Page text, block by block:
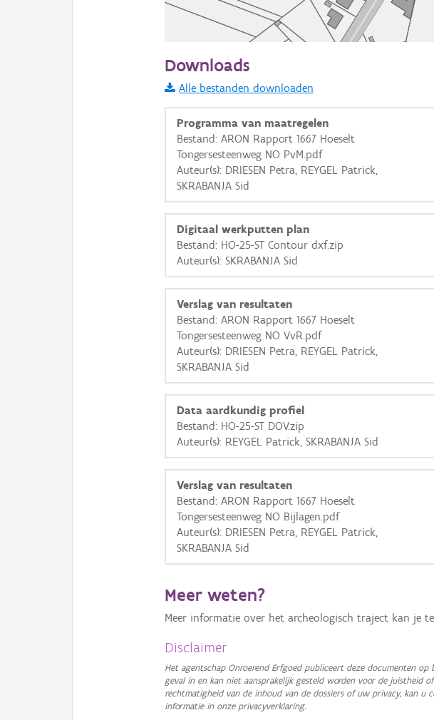
Informatie Vlaanderen
i
+ −
Basis Lagen
Ortho
GRB-Basiskaart
GRB-Basiskaart in grijswaarden
Downloads
Alle bestanden downloaden
Programma van maatregelen
Bestand: ARON Rapport 1667 Hoeselt
Tongersesteenweg NO PvM.pdf
Auteur(s): DRIESEN Petra, REYGEL Patrick,
SKRABANJA Sid
Digitaal werkputten plan
Bestand: HO-25-ST Contour dxf.zip
Auteur(s): SKRABANJA Sid
Verslag van resultaten
Bestand: ARON Rapport 1667 Hoeselt
Tongersesteenweg NO VvR.pdf
Auteur(s): DRIESEN Petra, REYGEL Patrick,
SKRABANJA Sid
Data aardkundig profiel
Bestand: HO-25-ST DOV.zip
Auteur(s): REYGEL Patrick, SKRABANJA Sid
Verslag van resultaten
Bestand: ARON Rapport 1667 Hoeselt
Tongersesteenweg NO Bijlagen.pdf
Auteur(s): DRIESEN Petra, REYGEL Patrick,
SKRABANJA Sid
Meer weten?
Meer informatie over het archeologisch traject kan je
Disclaimer
Het agentschap Onroerend Erfgoed publiceert deze documenten
geval in en kan niet aansprakelijk gesteld worden voor de juistheid
rechtmatigheid van de inhoud van de dossiers of uw privacy, kan u
informatie in onze privacyverklaring.